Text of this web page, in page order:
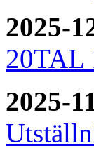
2025-
20TAL
2025-